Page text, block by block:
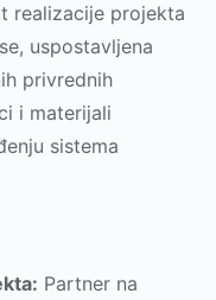
realizacije projekta
uspostavljena
privrednih
i materijali
sistema
Partner na